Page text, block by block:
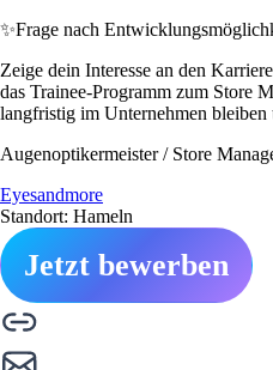
✨Frage nach
Zeige dein Interesse an den
das Trainee-Programm zum Store
langfristig im Unternehmen bleiben
Augenoptikermeister / Store
Eyesandmore
Standort: Hameln
Jetzt bewerben